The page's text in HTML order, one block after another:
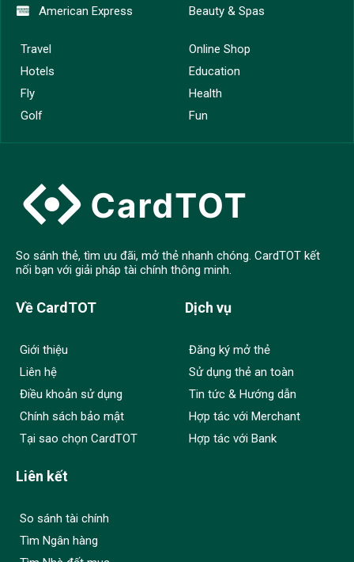
American Express
Beauty & Spas
Travel
Hotels
Fly
Golf
Online Shop
Education
Health
Fun
So sánh thẻ, tìm ưu đãi, mở thẻ nhanh chóng. CardTOT kết
nối bạn với giải pháp tài chính thông minh.
Về CardTOT
Giới thiệu
Liên hệ
Điều khoản sử dụng
Chính sách bảo mật
Tại sao chọn CardTOT
Dịch vụ
Đăng ký mở thẻ
Sử dụng thẻ an toàn
Tin tức & Hướng dẫn
Hợp tác với Merchant
Hợp tác với Bank
Liên kết
So sánh tài chính
Tìm Ngân hàng